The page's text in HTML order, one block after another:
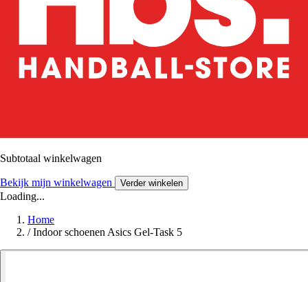
Subtotaal winkelwagen
Bekijk mijn winkelwagen Verder winkelen
Loading...
Home
/ Indoor schoenen Asics Gel-Task 5